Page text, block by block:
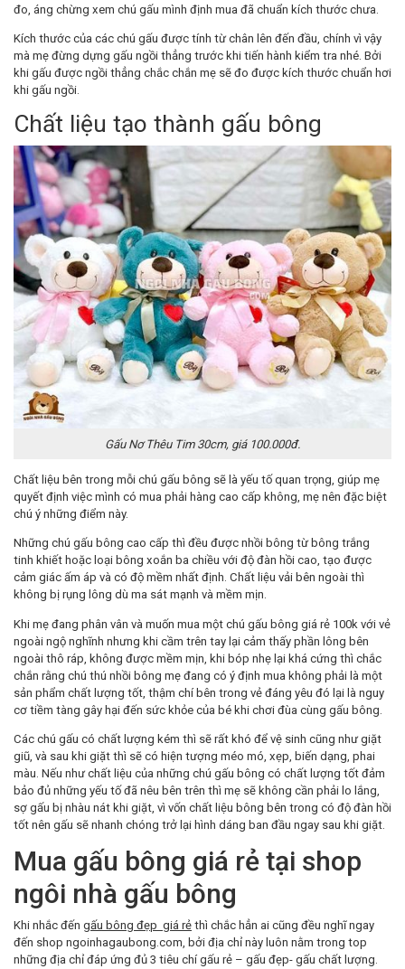
đo, áng chừng xem chú gấu mình định mua đã chuẩn kích thước chưa.
Kích thước của các chú gấu được tính từ chân lên đến đầu, chính vì vậy
mà mẹ đừng dựng gấu ngồi thẳng trước khi tiến hành kiểm tra nhé. Bởi
khi gấu được ngồi thẳng chắc chắn mẹ sẽ đo được kích thước chuẩn hơi
khi gấu ngồi.
Chất liệu tạo thành gấu bông
Gấu Nơ Thêu Tim 30cm, giá 100.000đ.
Chất liệu bên trong mỗi chú gấu bông sẽ là yếu tố quan trọng, giúp mẹ
quyết định việc mình có mua phải hàng cao cấp không, mẹ nên đặc biệt
chú ý những điểm này.
Những chú gấu bông cao cấp thì đều được nhồi bông từ bông trắng
tinh khiết hoặc loại bông xoắn ba chiều với độ đàn hồi cao, tạo được
cảm giác ấm áp và có độ mềm nhất định. Chất liệu vải bên ngoài thì
không bị rụng lông dù ma sát mạnh và mềm mịn.
Khi mẹ đang phân vân và muốn mua một chú gấu bông giá rẻ 100k với vẻ
ngoài ngộ nghĩnh nhưng khi cầm trên tay lại cảm thấy phần lông bên
ngoài thô ráp, không được mềm mịn, khi bóp nhẹ lại khá cứng thì chắc
chắn rằng chú thú nhồi bông mẹ đang có ý định mua không phải là một
sản phẩm chất lượng tốt, thậm chí bên trong vẻ đáng yêu đó lại là nguy
cơ tiềm tàng gây hại đến sức khỏe của bé khi chơi đùa cùng gấu bông.
Các chú gấu có chất lượng kém thì sẽ rất khó để vệ sinh cũng như giặt
giũ, và sau khi giặt thì sẽ có hiện tượng méo mó, xẹp, biến dạng, phai
màu. Nếu như chất liệu của những chú gấu bông có chất lượng tốt đảm
bảo đủ những yếu tố đã nêu bên trên thì mẹ sẽ không cần phải lo lắng,
sợ gấu bị nhàu nát khi giặt, vì vốn chất liệu bông bên trong có độ đàn hồi
tốt nên gấu sẽ nhanh chóng trở lại hình dáng ban đầu ngay sau khi giặt.
Mua gấu bông giá rẻ tại shop
ngôi nhà gấu bông
Khi nhắc đến gấu bông đẹp giá rẻ thì chắc hẳn ai cũng đều nghĩ ngay
đến shop ngoinhagaubong.com, bởi địa chỉ này luôn nằm trong top
những địa chỉ đáp ứng đủ 3 tiêu chí gấu rẻ – gấu đẹp- gấu chất lượng.